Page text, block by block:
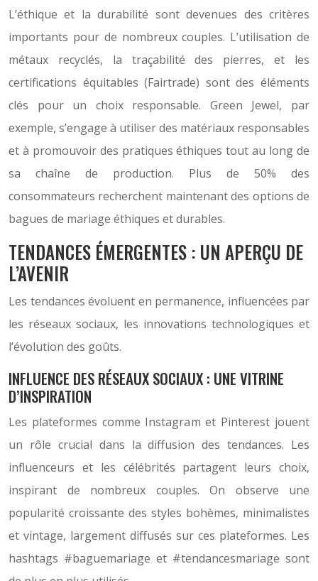
L’éthique et la durabilité sont devenues des critères
importants pour de nombreux couples. L’utilisation de
métaux recyclés, la traçabilité des pierres, et les
certifications équitables (Fairtrade) sont des éléments
clés pour un choix responsable. Green Jewel, par
exemple, s’engage à utiliser des matériaux responsables
et à promouvoir des pratiques éthiques tout au long de
sa chaîne de production. Plus de 50% des
consommateurs recherchent maintenant des options de
bagues de mariage éthiques et durables.
TENDANCES ÉMERGENTES : UN APERÇU DE
L’AVENIR
Les tendances évoluent en permanence, influencées par
les réseaux sociaux, les innovations technologiques et
l’évolution des goûts.
INFLUENCE DES RÉSEAUX SOCIAUX : UNE VITRINE
D’INSPIRATION
Les plateformes comme Instagram et Pinterest jouent
un rôle crucial dans la diffusion des tendances. Les
influenceurs et les célébrités partagent leurs choix,
inspirant de nombreux couples. On observe une
popularité croissante des styles bohèmes, minimalistes
et vintage, largement diffusés sur ces plateformes. Les
hashtags #baguemariage et #tendancesmariage sont